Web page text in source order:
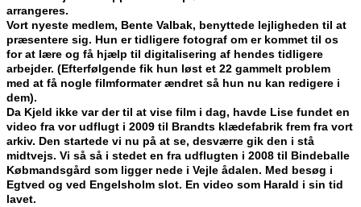
arrangeres.
Vort nyeste medlem, Bente Valbak, benyttede lejligheden til at
præsentere sig. Hun er tidligere fotograf om er kommet til os
for at lære og få hjælp til digitalisering af hendes tidligere
arbejder. (Efterfølgende fik hun løst et 22 gammelt problem
med at få nogle filmformater ændret så hun nu kan redigere i
dem).
Da Kjeld ikke var der til at vise film i dag, havde Lise fundet en
video fra vor udflugt i 2009 til Brandts klædefabrik frem fra vort
arkiv. Den startede vi nu på at se, desværre gik den i stå
midtvejs. Vi så så i stedet en fra udflugten i 2008 til Bindeballe
Købmandsgård som ligger nede i Vejle ådalen. Med besøg i
Egtved og ved Engelsholm slot. En video som Harald i sin tid
lavet.